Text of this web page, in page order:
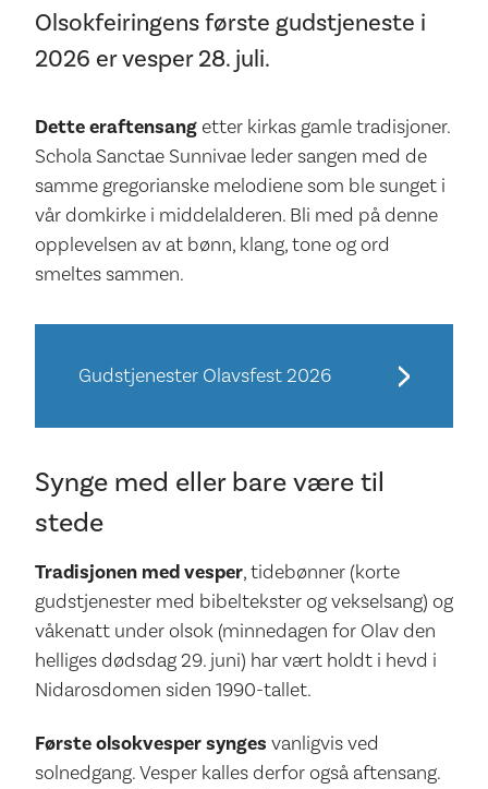
Olsokfeiringens første gudstjeneste i
2026 er vesper 28. juli.
Dette eraftensang etter kirkas gamle tradisjoner.
Schola Sanctae Sunnivae leder sangen med de
samme gregorianske melodiene som ble sunget i
vår domkirke i middelalderen. Bli med på denne
opplevelsen av at bønn, klang, tone og ord
smeltes sammen.
Gudstjenester Olavsfest 2026
Synge med eller bare være til
stede
Tradisjonen med vesper, tidebønner (korte
gudstjenester med bibeltekster og vekselsang) og
våkenatt under olsok (minnedagen for Olav den
helliges dødsdag 29. juni) har vært holdt i hevd i
Nidarosdomen siden 1990-tallet.
Første olsokvesper synges vanligvis ved
solnedgang. Vesper kalles derfor også aftensang.